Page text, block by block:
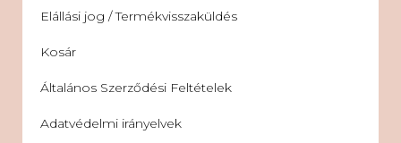
Elállási jog / Termékvisszaküldés
Kosár
Általános Szerződési Feltételek
Adatvédelmi irányelvek